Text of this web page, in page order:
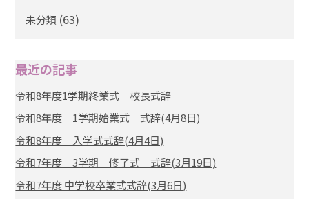
未分類 (63)
最近の記事
令和8年度1学期終業式 校長式辞
令和8年度 1学期始業式 式辞(4月8日)
令和8年度 入学式式辞(4月4日)
令和7年度 3学期 修了式 式辞(3月19日)
令和7年度 中学校卒業式式辞(3月6日)